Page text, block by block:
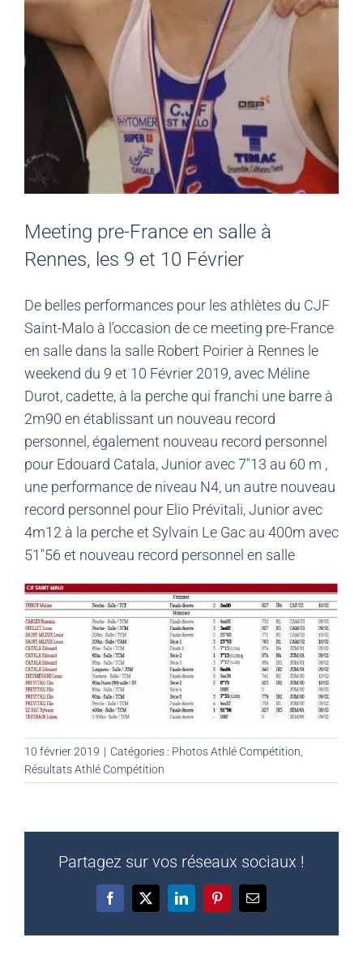
Meeting pre-France en salle à
Rennes, les 9 et 10 Février
De belles performances pour les athlètes du CJF
Saint-Malo à l’occasion de ce meeting pre-France
en salle dans la salle Robert Poirier à Rennes le
weekend du 9 et 10 Février 2019, avec Méline
Durot, cadette, à la perche qui franchi une barre à
2m90 en établissant un nouveau record
personnel, également nouveau record personnel
pour Edouard Catala, Junior avec 7″13 au 60 m ,
une performance de niveau N4, un autre nouveau
record personnel pour Elio Prévitali, Junior avec
4m12 à la perche et Sylvain Le Gac au 400m avec
51″56 et nouveau record personnel en salle
10 février 2019 | Catégories : Photos Athlé Compétition,
Résultats Athlé Compétition
Partagez sur vos réseaux sociaux !
Facebook
X LinkedInPinterestEmail